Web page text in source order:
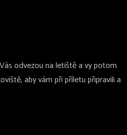
odvezou na letiště a vy potom
aby vám při příletu připravili a